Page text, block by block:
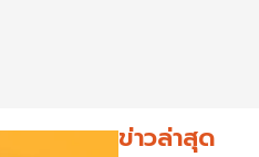
ข่าวล่าสุด